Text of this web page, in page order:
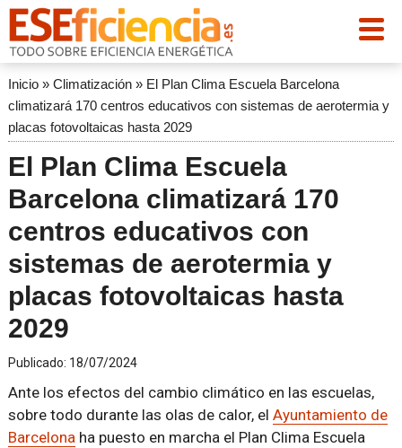
Inicio» Climatización» El Plan Clima Escuela Barcelona
climatizará 170 centros educativos con sistemas de aerotermia y
placas fotovoltaicas hasta 2029
El Plan Clima Escuela
Barcelona climatizará 170
centros educativos con
sistemas de aerotermia y
placas fotovoltaicas hasta
2029
Publicado: 18/07/2024
Ante los efectos del cambio climático en las escuelas,
sobre todo durante las olas de calor, el Ayuntamiento de
Barcelonaha puesto en marcha el Plan Clima Escuela